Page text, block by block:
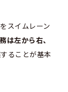
スイムレーン
は左から右、
することが基本